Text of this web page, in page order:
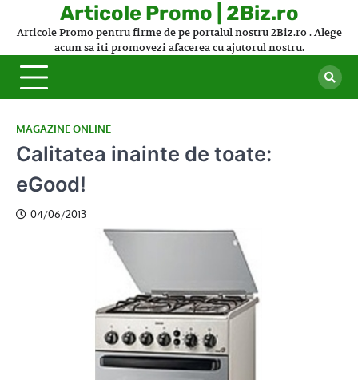
Articole Promo | 2Biz.ro
Articole Promo pentru firme de pe portalul nostru 2Biz.ro . Alege
acum sa iti promovezi afacerea cu ajutorul nostru.
MAGAZINE ONLINE
Calitatea inainte de toate:
eGood!
04/06/2013